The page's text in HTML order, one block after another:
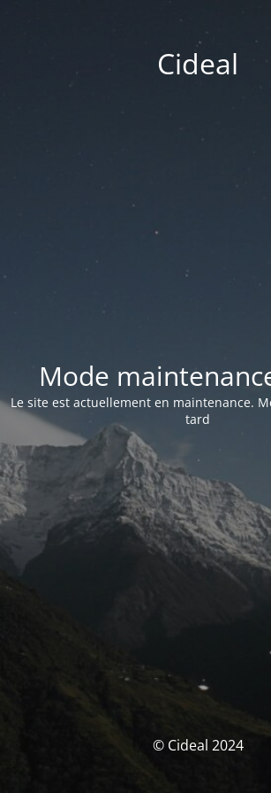
Cideal
Mode
Le site est actuellement en maintenance.
tard
© Cideal 2024